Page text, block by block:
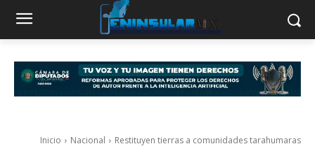
Inicio Nacional Restituyen tierras a comunidades tarahumaras